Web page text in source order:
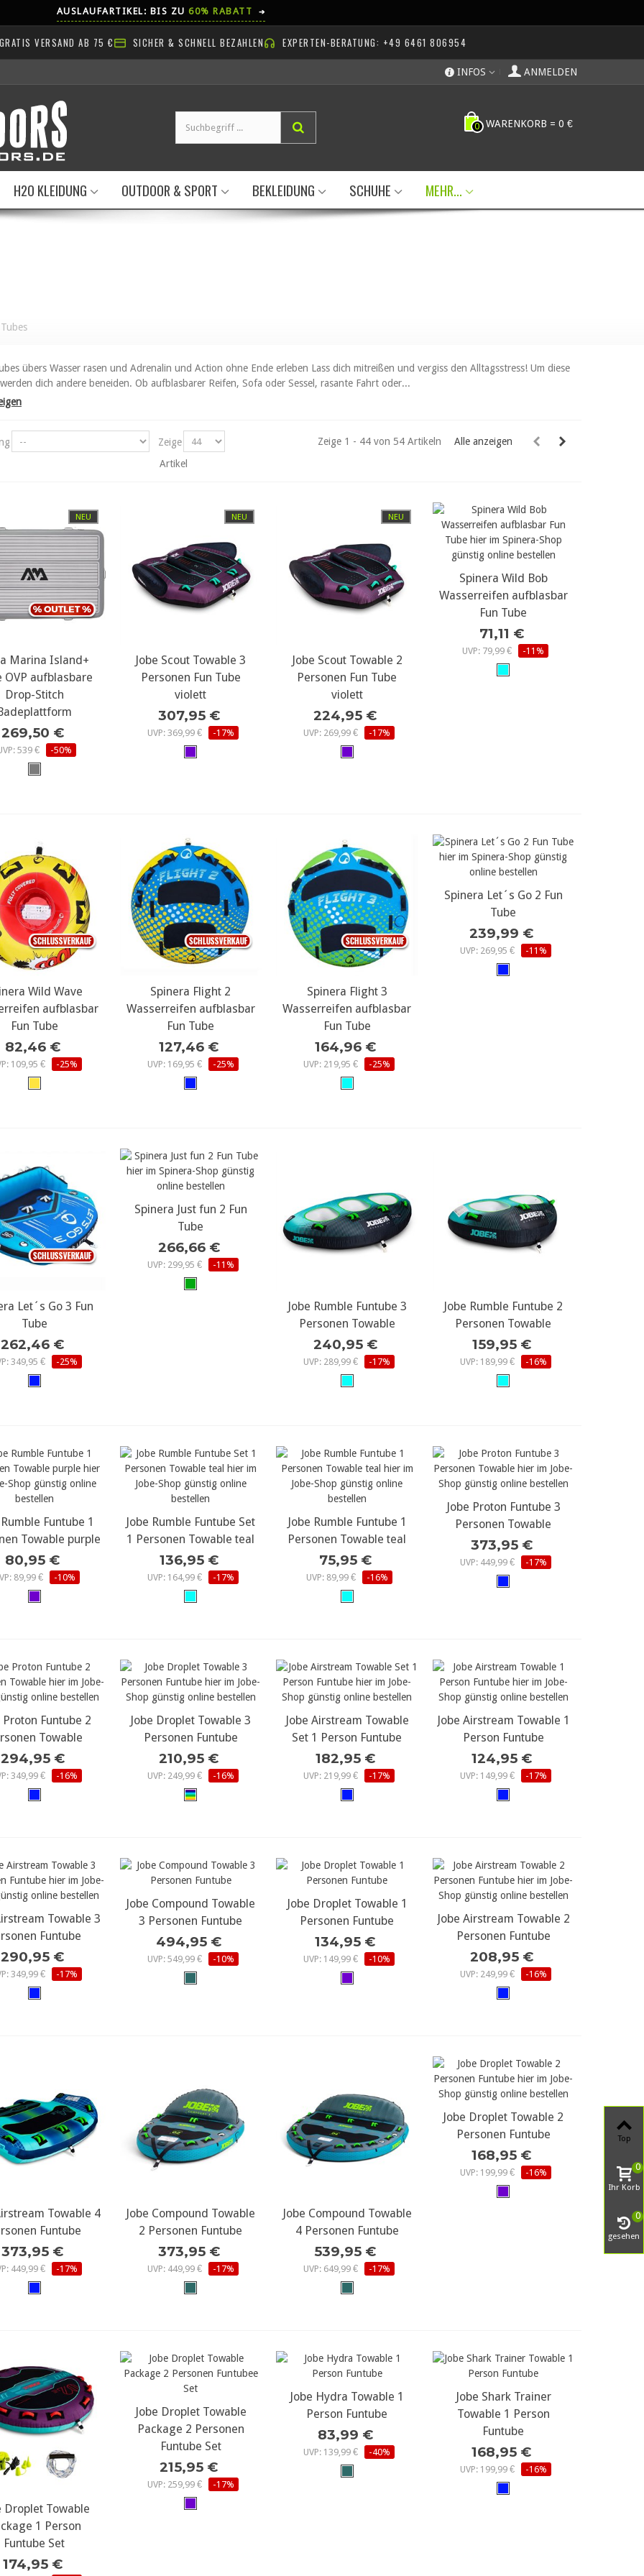
AUSLAUFARTIKEL: BIS ZU60% RABATT ➔
GRATIS VERSAND AB 75 € SICHER & SCHNELL BEZAHLEN EXPERTEN-BERATUNG: +49 6461 806954
ANMELDEN
INFOS
0 WARENKORB = 0 €
H2O KLEIDUNG OUTDOOR & SPORT BEKLEIDUNG SCHUHE MEHR...
übers Wasser rasen und Adrenalin und Action ohne Ende erleben Lass dich mitreißen und vergiss den Alltagsstress! Um diese
dich andere beneiden. Ob aufblasbarer Reifen, Sofa oder Sessel, rasante Fahrt oder...
Zeige
Artikel
Alle anzeigen
Zeige 1 - 44 von 54 Artikeln
NEU
Details...
Marina Island+
OVP aufblasbare
Drop-Stitch
269,50 €
539 € -50%
NEU
mehr Details...
Jobe Scout Towable 3
Personen Fun Tube
violett
307,95 €
UVP: 369,99 € -17%
NEU
mehr Details...
Jobe Scout Towable 2
Personen Fun Tube
violett
224,95 €
UVP: 269,99 € -17%
mehr Details...
Spinera Wild Bob
Wasserreifen aufblasbar
Fun Tube
71,11 €
UVP: 79,99 € -11%
Details...
Wild Wave
aufblasbar
Fun Tube
82,46 €
109,95 € -25%
mehr Details...
Spinera Flight 2
Wasserreifen aufblasbar
Fun Tube
127,46 €
UVP: 169,95 € -25%
mehr Details...
Spinera Flight 3
Wasserreifen aufblasbar
Fun Tube
164,96 €
UVP: 219,95 € -25%
mehr Details...
Spinera Let´s Go 2 Fun
Tube
239,99 €
UVP: 269,95 € -11%
Details...
Let´s Go 3 Fun
Tube
262,46 €
349,95 € -25%
mehr Details...
Spinera Just fun 2 Fun
Tube
266,66 €
UVP: 299,95 € -11%
mehr Details...
Jobe Rumble Funtube 3
Personen Towable
240,95 €
UVP: 289,99 € -17%
mehr Details...
Jobe Rumble Funtube 2
Personen Towable
159,95 €
UVP: 189,99 € -16%
Details...
Rumble Funtube 1
Towable purple
80,95 €
89,99 € -10%
mehr Details...
Jobe Rumble Funtube Set
1 Personen Towable teal
136,95 €
UVP: 164,99 € -17%
mehr Details...
Jobe Rumble Funtube 1
Personen Towable teal
75,95 €
UVP: 89,99 € -16%
mehr Details...
Jobe Proton Funtube 3
Personen Towable
373,95 €
UVP: 449,99 € -17%
Details...
Proton Funtube 2
Towable
294,95 €
349,99 € -16%
mehr Details...
Jobe Droplet Towable 3
Personen Funtube
210,95 €
UVP: 249,99 € -16%
mehr Details...
Jobe Airstream Towable
Set 1 Person Funtube
182,95 €
UVP: 219,99 € -17%
mehr Details...
Jobe Airstream Towable 1
Person Funtube
124,95 €
UVP: 149,99 € -17%
Details...Towable 3
Funtube
290,95 €
349,99 € -17%
mehr Details...
Jobe Compound Towable
3 Personen Funtube
494,95 €
UVP: 549,99 € -10%
mehr Details...
Jobe Droplet Towable 1
Personen Funtube
134,95 €
UVP: 149,99 € -10%
mehr Details...
Jobe Airstream Towable 2
Personen Funtube
208,95 €
UVP: 249,99 € -16%
Details...Towable 4
Funtube
373,95 €
449,99 € -17%
mehr Details...
Jobe Compound Towable
2 Personen Funtube
373,95 €
UVP: 449,99 € -17%
mehr Details...
Jobe Compound Towable
4 Personen Funtube
539,95 €
UVP: 649,99 € -17%
mehr Details...
Jobe Droplet Towable 2
Personen Funtube
168,95 €
UVP: 199,99 € -16%
Details...
Droplet Towable
1 Person
Funtube Set
174,95 €
mehr Details...
Jobe Droplet Towable
Package 2 Personen
Funtube Set
215,95 €
UVP: 259,99 € -17%
mehr Details...
Jobe Hydra Towable 1
Person Funtube
83,99 €
UVP: 139,99 € -40%
mehr Details...
Jobe Shark Trainer
Towable 1 Person
Funtube
168,95 €
UVP: 199,99 € -16%
Top
Ihr Korb
0
gesehen
0